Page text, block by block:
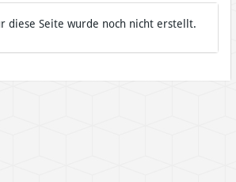
diese Seite wurde noch nicht erstellt.